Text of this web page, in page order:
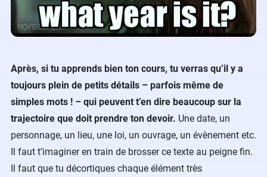
Après, si tu apprends bien ton cours, tu verras qu’il y a
toujours plein de petits détails – parfois même de
simples mots ! – qui peuvent t’en dire beaucoup sur la
trajectoire que doit prendre ton devoir. Une date, un
personnage, un lieu, une loi, un ouvrage, un évènement etc.
Il faut t’imaginer en train de brosser ce texte au peigne fin.
Il faut que tu décortiques chaque élément très